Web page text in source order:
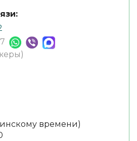
времени)